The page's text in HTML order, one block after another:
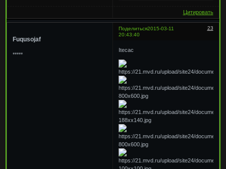
Цитировать
Поделиться 23
2015-03-11
20:43:40
Fuqusojaf
*****
Itecac